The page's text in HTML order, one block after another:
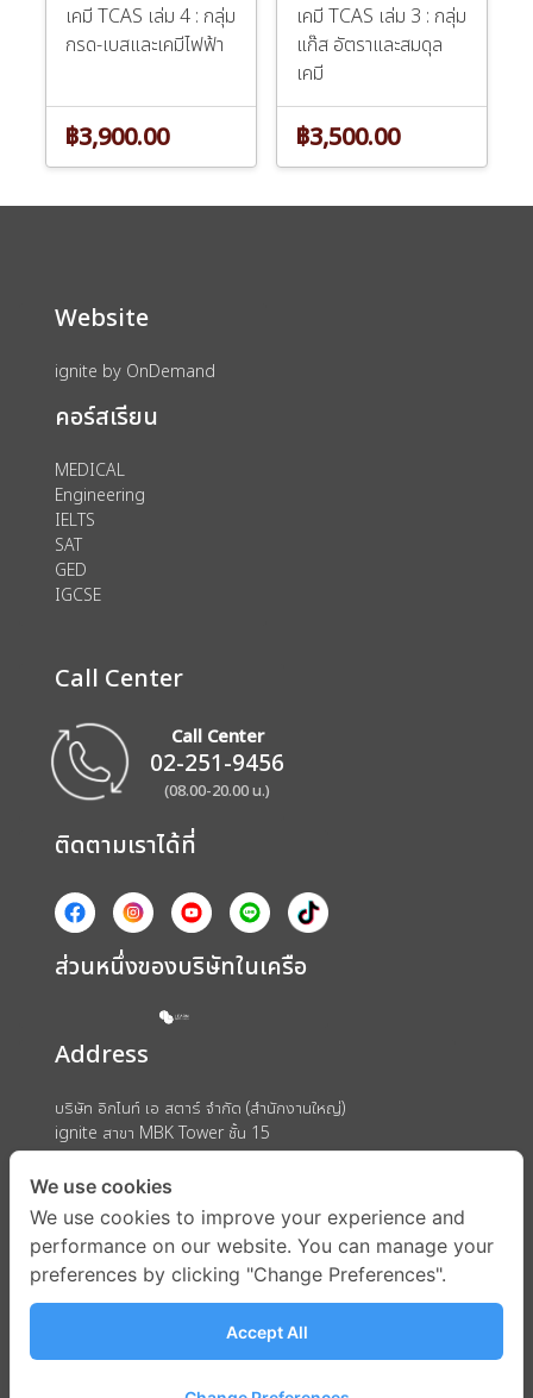
เคมี TCAS เล่ม 4 : กลุ่ม
กรด-เบสและเคมีไฟฟ้า
฿3,900.00
เคมี TCAS เล่ม 3 : กลุ่ม
แก๊ส อัตราและสมดุล
เคมี
฿3,500.00
Website
ignite by OnDemand
คอร์สเรียน
MEDICAL
Engineering
IELTS
SAT
GED
IGCSE
Call Center
Call Center
02-251-9456
(08.00-20.00 น.)
ติดตามเราได้ที่
ส่วนหนึ่งของบริษัทในเครือ
Address
บริษัท อิกไนท์ เอ สตาร์ จำกัด (สำนักงานใหญ่)
ignite สาขา MBK Tower ชั้น 15
ถนนพญาไท แขวงวังใหม่ เขตปทุมวัน กรุงเทพมหานคร 10330
We use cookies
We use cookies to improve your experience and
performance on our website. You can manage your
preferences by clicking "Change Preferences".
Accept All